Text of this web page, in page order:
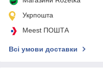
Укрпошта
Meest ПОШТА
Всі умови доставки